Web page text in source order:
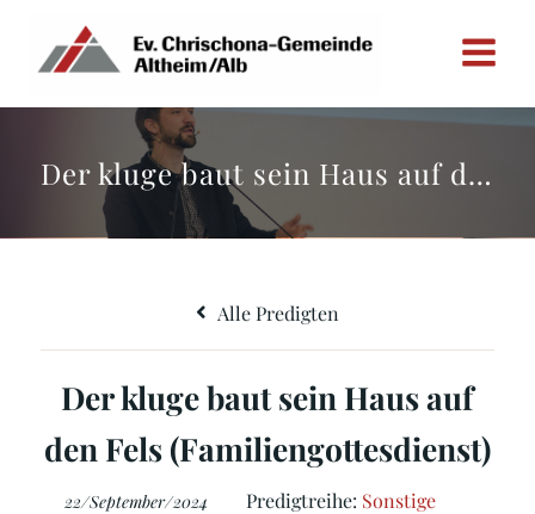
Inhalt
Der kluge baut sein Haus auf den Fels (Familiengottesdienst)
Alle Predigten
Der kluge baut sein Haus auf
den Fels (Familiengottesdienst)
22/September/2024 Predigtreihe: Sonstige